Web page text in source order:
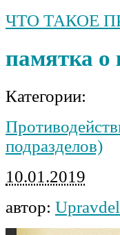
ЧТО ТАКОЕ
памятка о
Категории:
подразделов)
10.01.2019
автор: Upravdel